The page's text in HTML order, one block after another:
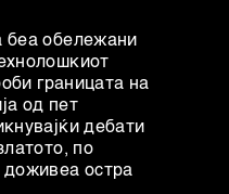
беа обележани
границата на
од пет
дебати
по
доживеа остра